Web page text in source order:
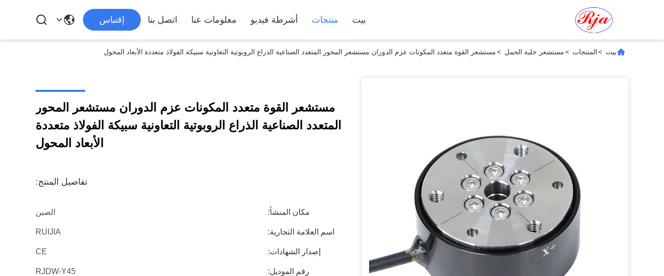
بيت منتجات أشرطة فيديو معلومات عنا اتصل بنا إقتباس
بيت >المنتجات >مستشعر خلية الحمل >مستشعر القوة متعدد المكونات عزم الدوران مستشعر المحور المتعدد الصناعية الذراع الروبوتية التعاونية سبيكة الفولاذ متعددة الأبعاد المحول
مستشعر القوة متعدد المكونات عزم الدوران مستشعر المحور
المتعدد الصناعية الذراع الروبوتية التعاونية سبيكة الفولاذ متعددة
الأبعاد المحول
تفاصيل المنتج:
مكان المنشأ: الصين
اسم العلامة التجارية: RUIJIA
إصدار الشهادات: CE
رقم الموديل: RJDW-Y45